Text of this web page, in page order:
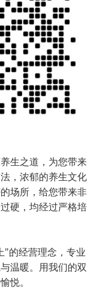
生之道，为您带来
，浓郁的养生文化
场所，给您带来非
硬，均经过严格培
经营理念，专业
温暖。用我们的双
悦。